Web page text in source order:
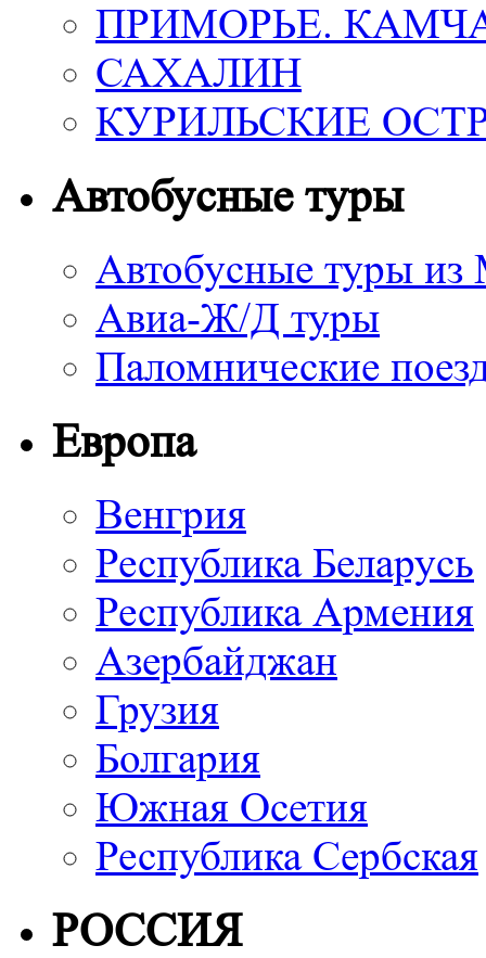
ПРИМОРЬЕ.
САХАЛИН
КУРИЛЬСКИЕ
Автобусные туры
Автобусные туры
Авиа-Ж/Д туры
Паломнические
Европа
Венгрия
Республика Беларусь
Республика Армения
Азербайджан
Грузия
Болгария
Южная Осетия
Республика Сербская
РОССИЯ